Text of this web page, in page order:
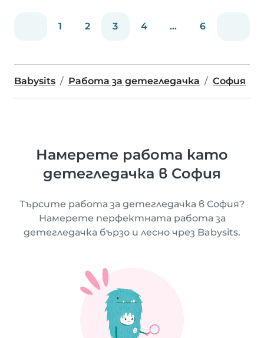
1 2 3 4 ... 6
Babysits Работа за детегледачка София
Намерете работа като
детегледачка в София
Търсите работа за детегледачка в София?
Намерете перфектната работа за
детегледачка бързо и лесно чрез Babysits.